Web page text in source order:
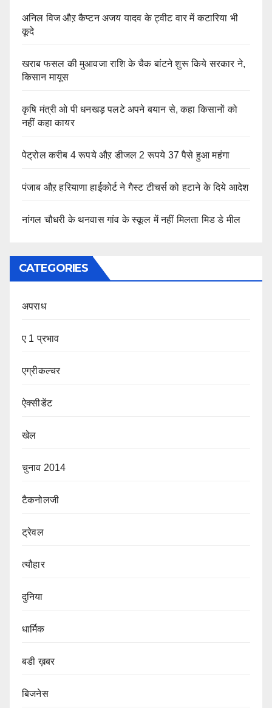
अनिल विज औऱ कैप्टन अजय यादव के ट्वीट वार में कटारिया भी
कूदे
खराब फसल की मुआवजा राशि के चैक बांटने शुरू किये सरकार ने,
किसान मायूस
कृषि मंत्री ओ पी धनखड़ पलटे अपने बयान से, कहा किसानों को
नहीं कहा कायर
पेट्रोल करीब 4 रूपये औऱ डीजल 2 रूपये 37 पैसे हुआ महंगा
पंजाब औऱ हरियाणा हाईकोर्ट ने गैस्ट टीचर्स को हटाने के दिये आदेश
नांगल चौधरी के थनवास गांव के स्कूल में नहीं मिलता मिड डे मील
CATEGORIES
अपराध
ए 1 प्रभाव
एग्रीकल्चर
ऐक्सीडेंट
खेल
चुनाव 2014
टैकनोलजी
ट्रेवल
त्यौहार
दुनिया
धार्मिक
बडी ख़बर
बिजनेस